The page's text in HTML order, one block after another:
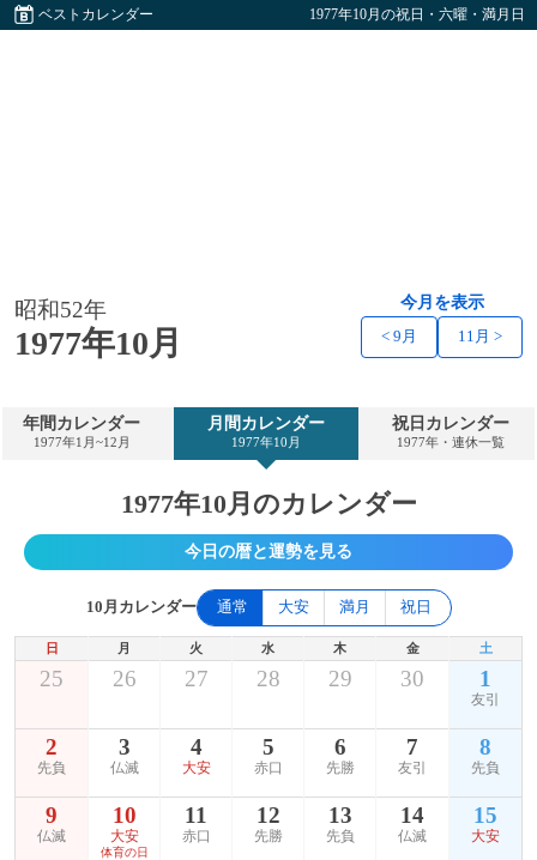
ベストカレンダー 1977年10月の祝日・六曜・満月日
昭和52年
1977年10月
今月を表示
< 9月 11月 >
年間カレンダー
1977年1月~12月
月間カレンダー
1977年10月
祝日カレンダー
1977年・連休一覧
1977年10月のカレンダー
今日の暦と運勢を見る
10月カレンダー 通常 大安 満月 祝日
日 月 火 水 木 金 土
25 26 27 28 29 30 1
友引
2
先負
3
仏滅
4
大安
5
赤口
6
先勝
7
友引
8
先負
9
仏滅
10
大安
体育の日
11
赤口
12
先勝
13
先負
14
仏滅
15
大安